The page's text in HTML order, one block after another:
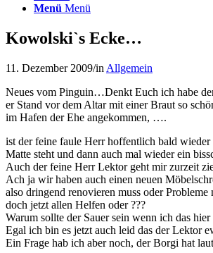
Menü Menü
Kowolski`s Ecke…
11. Dezember 2009/in Allgemein
Neues vom Pinguin…Denkt Euch ich habe
er Stand vor dem Altar mit einer Braut so
im Hafen der Ehe angekommen, ….
ist der feine faule Herr hoffentlich bald
Matte steht und dann auch mal wieder ein
Auch der feine Herr Lektor geht mir zurzeit
Ach ja wir haben auch einen neuen
also dringend renovieren muss oder
doch jetzt allen Helfen oder ???
Warum sollte der Sauer sein wenn ich das
Egal ich bin es jetzt auch leid das der Lektor
Ein Frage hab ich aber noch, der Borgi hat